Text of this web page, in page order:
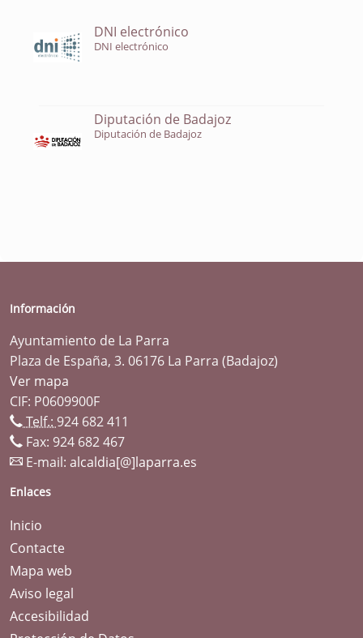
DNI electrónico
DNI electrónico
Diputación de Badajoz
Diputación de Badajoz
Información
Ayuntamiento de La Parra
Plaza de España, 3. 06176 La Parra (Badajoz)
Ver mapa
CIF: P0609900F
Telf.: 924 682 411
Fax: 924 682 467
E-mail: alcaldia[@]laparra.es
Enlaces
Inicio
Contacte
Mapa web
Aviso legal
Accesibilidad